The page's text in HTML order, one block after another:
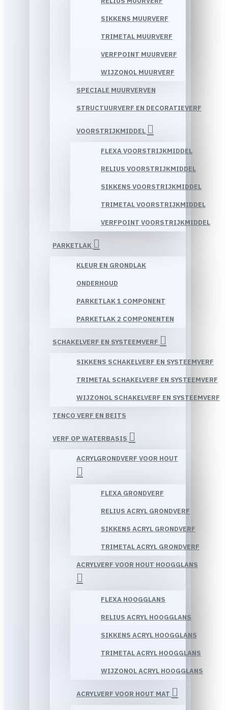
SIKKENS MUURVERF
TRIMETAL MUURVERF
VERFPOINT MUURVERF
WIJZONOL MUURVERF
SPECIALE MUURVERVEN
STRUCTUURVERF EN DECORATIEVERF
VOORSTRIJKMIDDEL
FLEXA VOORSTRIJKMIDDEL
RELIUS VOORSTRIJKMIDDEL
SIKKENS VOORSTRIJKMIDDEL
TRIMETAL VOORSTRIJKMIDDEL
VERFPOINT VOORSTRIJKMIDDEL
PARKETLAK
KLEUR EN GRONDLAK
ONDERHOUD
PARKETLAK 1 COMPONENT
PARKETLAK 2 COMPONENTEN
SCHAKELVERF EN SYSTEEMVERF
SIKKENS SCHAKELVERF EN SYSTEEMVERF
TRIMETAL SCHAKELVERF EN SYSTEEMVERF
WIJZONOL SCHAKELVERF EN SYSTEEMVERF
TENCO VERF EN BEITS
VERF OP WATERBASIS
ACRYLGRONDVERF VOOR HOUT
FLEXA GRONDVERF
RELIUS ACRYL GRONDVERF
SIKKENS ACRYL GRONDVERF
TRIMETAL ACRYL GRONDVERF
ACRYLVERF VOOR HOUT HOOGGLANS
FLEXA HOOGGLANS
RELIUS ACRYL HOOGGLANS
SIKKENS ACRYL HOOGGLANS
TRIMETAL ACRYL HOOGGLANS
WIJZONOL ACRYL HOOGGLANS
ACRYLVERF VOOR HOUT MAT